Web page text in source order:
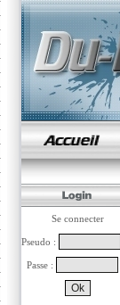
Se connecter
Pseudo :
Passe :